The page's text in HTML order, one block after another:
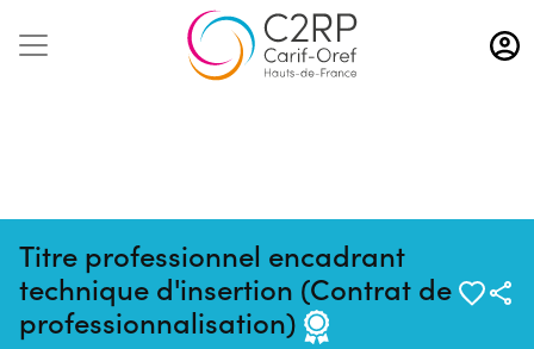
Aller
au
contenu
Titre professionnel encadrant
technique d'insertion (Contrat de
professionnalisation)
Pas de session programmée en
ce moment